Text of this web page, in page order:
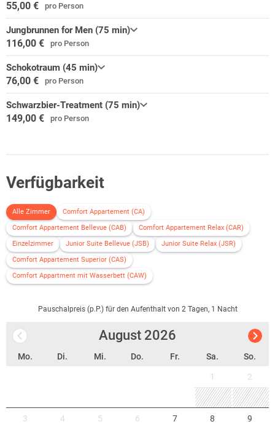
55,00 € pro Person
Jungbrunnen for Men (75 min)
116,00 € pro Person
Schokotraum (45 min)
76,00 € pro Person
Schwarzbier-Treatment (75 min)
149,00 € pro Person
Verfügbarkeit
Alle Zimmer
Comfort Appartement (CA)
Comfort Appartement Bellevue (CAB)
Comfort Appartement Relax (CAR)
Einzelzimmer
Junior Suite Bellevue (JSB)
Junior Suite Relax (JSR)
Comfort Appartement Superior (CAS)
Comfort Appartment mit Wasserbett (CAW)
Pauschalpreis (p.P.) für den Aufenthalt von 2 Tagen, 1 Nacht
August 2026
Mo. Di. Mi. Do. Fr. Sa. So.
1 2
3 4 5 6 7 8 9